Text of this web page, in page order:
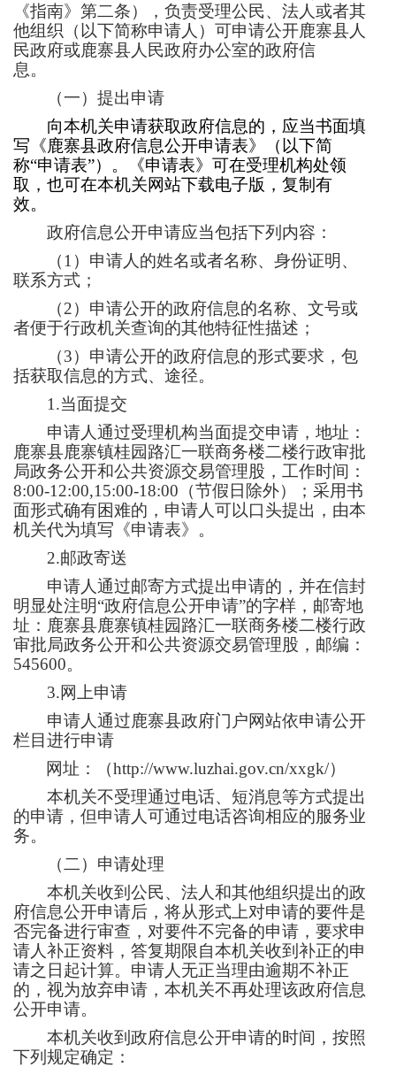
《指南》第二条），负责受理公民、法人或者其
他组织（以下简称申请人）可申请公开鹿寨县人
民政府或鹿寨县人民政府办公室的政府信
息。
（一）提出申请
向本机关申请获取政府信息的，应当书面填
写《鹿寨县政府信息公开申请表》（以下简
称“申请表”）。《申请表》可在受理机构处领
取，也可在本机关网站下载电子版，复制有
效。
政府信息公开申请应当包括下列内容：
（1）申请人的姓名或者名称、身份证明、
联系方式；
（2）申请公开的政府信息的名称、文号或
者便于行政机关查询的其他特征性描述；
（3）申请公开的政府信息的形式要求，包
括获取信息的方式、途径。
1.当面提交
申请人通过受理机构当面提交申请，地址：
鹿寨县鹿寨镇桂园路汇一联商务楼二楼行政审批
局政务公开和公共资源交易管理股，工作时间：
8:00-12:00,15:00-18:00（节假日除外）；采用书
面形式确有困难的，申请人可以口头提出，由本
机关代为填写《申请表》。
2.邮政寄送
申请人通过邮寄方式提出申请的，并在信封
明显处注明“政府信息公开申请”的字样，邮寄地
址：鹿寨县鹿寨镇桂园路汇一联商务楼二楼行政
审批局政务公开和公共资源交易管理股，邮编：
545600。
3.网上申请
申请人通过鹿寨县政府门户网站依申请公开
栏目进行申请
网址：（http://www.luzhai.gov.cn/xxgk/）
本机关不受理通过电话、短消息等方式提出
的申请，但申请人可通过电话咨询相应的服务业
务。
（二）申请处理
本机关收到公民、法人和其他组织提出的政
府信息公开申请后，将从形式上对申请的要件是
否完备进行审查，对要件不完备的申请，要求申
请人补正资料，答复期限自本机关收到补正的申
请之日起计算。申请人无正当理由逾期不补正
的，视为放弃申请，本机关不再处理该政府信息
公开申请。
本机关收到政府信息公开申请的时间，按照
下列规定确定：